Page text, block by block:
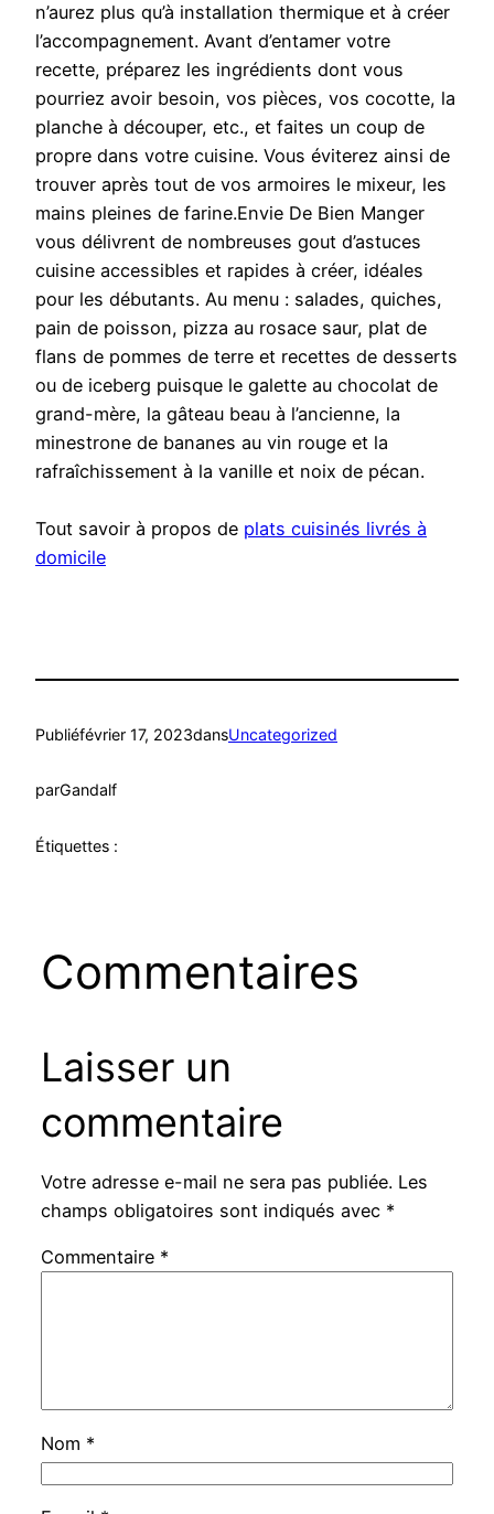
n’aurez plus qu’à installation thermique et à créer
l’accompagnement. Avant d’entamer votre
recette, préparez les ingrédients dont vous
pourriez avoir besoin, vos pièces, vos cocotte, la
planche à découper, etc., et faites un coup de
propre dans votre cuisine. Vous éviterez ainsi de
trouver après tout de vos armoires le mixeur, les
mains pleines de farine.Envie De Bien Manger
vous délivrent de nombreuses gout d’astuces
cuisine accessibles et rapides à créer, idéales
pour les débutants. Au menu : salades, quiches,
pain de poisson, pizza au rosace saur, plat de
flans de pommes de terre et recettes de desserts
ou de iceberg puisque le galette au chocolat de
grand-mère, la gâteau beau à l’ancienne, la
minestrone de bananes au vin rouge et la
rafraîchissement à la vanille et noix de pécan.
Tout savoir à propos de plats cuisinés livrés à
domicile
Publiéfévrier 17, 2023dansUncategorized
parGandalf
Étiquettes :
Commentaires
Laisser un
commentaire
Votre adresse e-mail ne sera pas publiée. Les
champs obligatoires sont indiqués avec *
Commentaire *
Nom *